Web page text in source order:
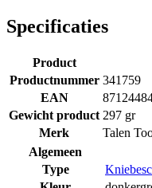
Specificaties
Product
Productnummer 341759
EAN
Gewicht product 297 gr
Merk
Talen
Algemeen
Type